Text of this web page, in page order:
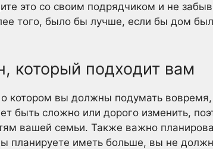
это со своим подрядчиком и не
того, было бы лучше, если бы дом
который подходит вам
котором вы должны подумать
быть сложно или дорого изменить,
вашей семьи. Также важно
планируете иметь больше, вы не